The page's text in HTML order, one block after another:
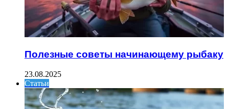
Полезные советы начинающему рыбаку
23.08.2025
Статьи